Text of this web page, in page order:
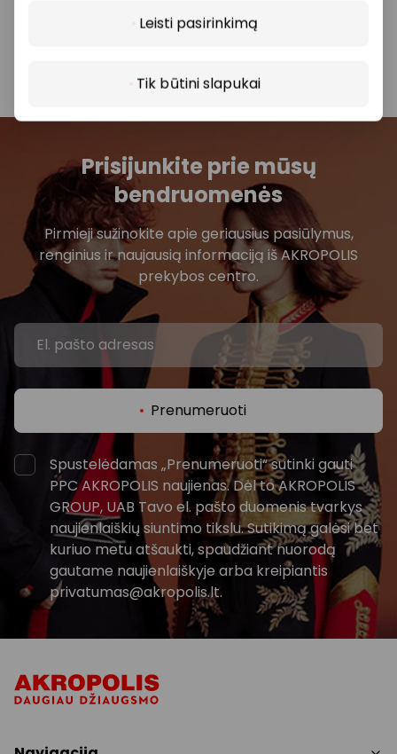
Leisti pasirinkimą
Tik būtini slapukai
nuolaidomis bei vykstančiomis akcijomis,
prašome kreiptis tiesiogiai į atitinkamą
Prisijunkite prie mūsų
bendruomenės
Pirmieji sužinokite apie geriausius pasiūlymus,
renginius ir naujausią informaciją iš AKROPOLIS
prekybos centro.
Prenumeruoti
Spustelėdamas „Prenumeruoti“ sutinki gauti
PPC AKROPOLIS naujienas. Dėl to AKROPOLIS
GROUP, UAB Tavo el. pašto duomenis tvarkys
naujienlaiškių siuntimo tikslu. Sutikimą galėsi bet
kuriuo metu atšaukti, spaudžiant nuorodą
gautame naujienlaiškyje arba kreipiantis
privatumas@akropolis.lt.